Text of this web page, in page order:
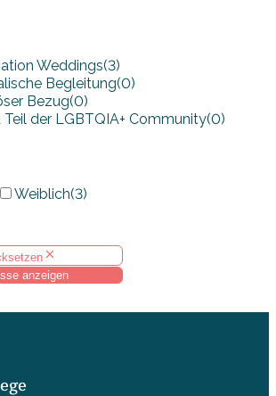
Weddings(3)
Begleitung(0)
Bezug(0)
Teil der LGBTQIA+ Community(0)
Weiblich(3)
anzeigen